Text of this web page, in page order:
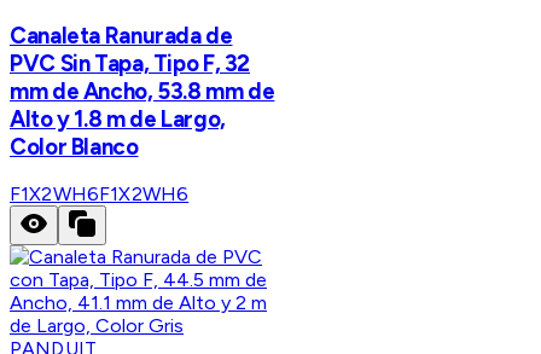
Canaleta Ranurada de
PVC Sin Tapa, Tipo F, 32
mm de Ancho, 53.8 mm de
Alto y 1.8 m de Largo,
Color Blanco
F1X2WH6F1X2WH6
PANDUIT